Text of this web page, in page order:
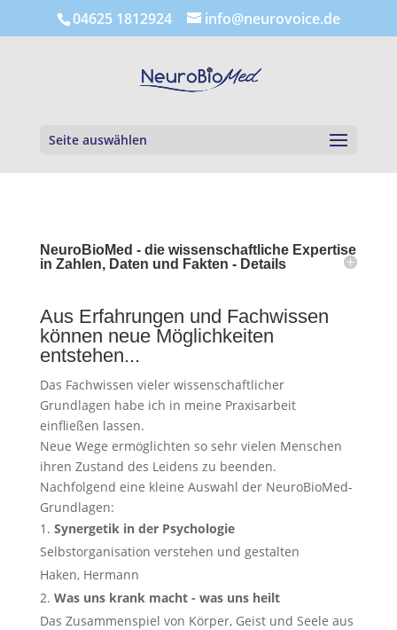
04625 1812924 info@neurovoice.de
Seite auswählen
NeuroBioMed - die wissenschaftliche Expertise
in Zahlen, Daten und Fakten - Details
Aus Erfahrungen und Fachwissen
können neue Möglichkeiten
entstehen...
Das Fachwissen vieler wissenschaftlicher
Grundlagen habe ich in meine Praxisarbeit
einfließen lassen.
Neue Wege ermöglichten so sehr vielen Menschen
ihren Zustand des Leidens zu beenden.
Nachfolgend eine kleine Auswahl der NeuroBioMed-
Grundlagen:
Synergetik in der Psychologie
Selbstorganisation verstehen und gestalten
Haken, Hermann
Was uns krank macht - was uns heilt
Das Zusammenspiel von Körper, Geist und Seele aus